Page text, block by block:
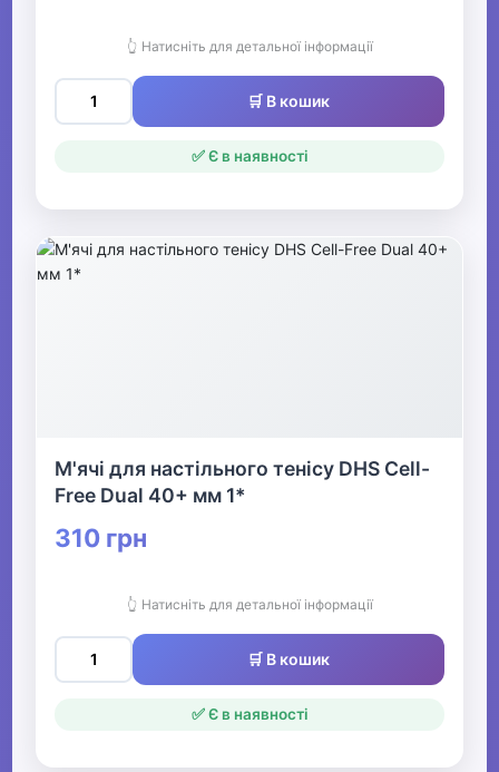
👆 Натисніть для детальної інформації
🛒 В кошик
✅ Є в наявності
М'ячі для настільного тенісу DHS Cell-
Free Dual 40+ мм 1*
310 грн
👆 Натисніть для детальної інформації
🛒 В кошик
✅ Є в наявності